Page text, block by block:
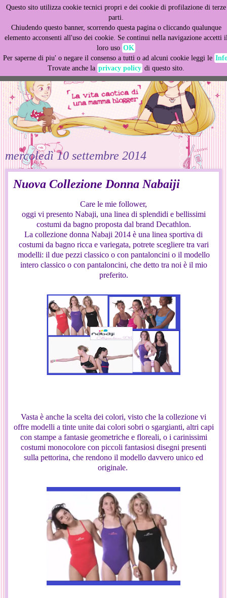
Questo sito utilizza cookie tecnici propri e dei cookie di profilazione di terze
parti.
Chiudendo questo banner, scorrendo questa pagina o cliccando qualunque
elemento acconsenti all'uso dei cookie. Se continui nella navigazione accetti
loro uso OK
Per saperne di piu' o negare il consenso a tutti o ad alcuni cookie leggi le
Trovate anche la privacy policy di questo sito.
mercoledì 10 settembre 2014
Nuova Collezione Donna Nabaiji
Care le mie follower,
oggi vi presento Nabaji, una linea di splendidi e bellissimi
costumi da bagno proposta dal brand Decathlon.
La collezione donna Nabaji 2014 è una linea sportiva di
costumi da bagno ricca e variegata, potrete scegliere tra vari
modelli: il due pezzi classico o con pantaloncini o il modello
intero classico o con pantaloncini, che detto tra noi è il mio
preferito.
Vasta è anche la scelta dei colori, visto che la collezione vi
offre modelli a tinte unite dai colori sobri o sgargianti, altri capi
con stampe a fantasie geometriche e floreali, o i carinissimi
costumi monocolore con piccoli fantasiosi disegni presenti
sulla pettorina, che rendono il modello davvero unico ed
originale.
This site uses cookies from Google to deliver its services
and to analyze traffic. Your IP address and user-agent are
shared with Google along with performance and security
metrics to ensure quality of service, generate usage
statistics, and to detect and address abuse.
LEARN MORE GOT IT